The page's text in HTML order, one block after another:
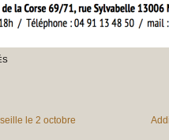
le 2 octobre